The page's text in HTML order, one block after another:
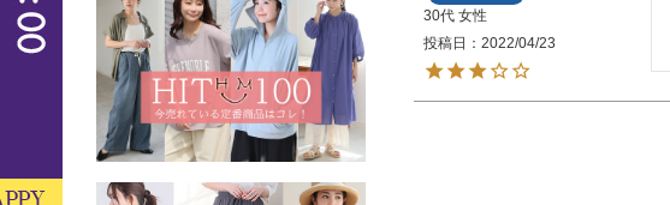
30代 女性
投稿日
2022/04/23